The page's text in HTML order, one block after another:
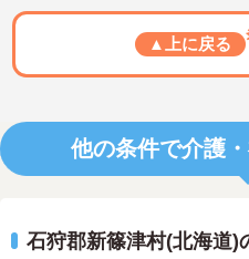
▲上に戻る
他の条件で介護
石狩郡新篠津村(北海道)